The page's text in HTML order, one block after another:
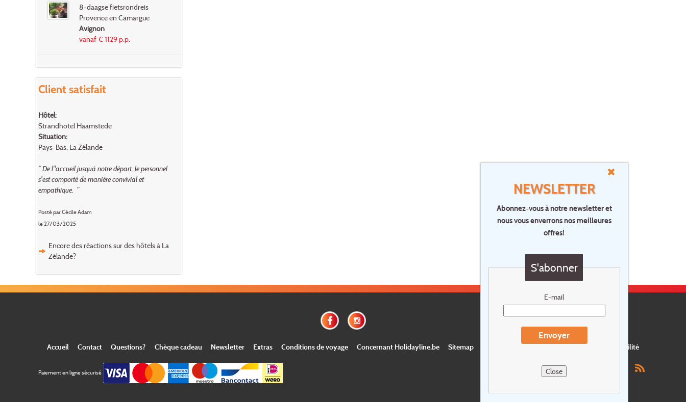
NEWSLETTER
Abonnez-vous à notre newsletter et
nous vous enverrons nos meilleures
offres!
S'abonner
E-mail
Envoyer
Close
8-daagse fietsrondreis
Provence en Camargue
Avignon
vanaf € 1129 p.p.
Client satisfait
Hôtel:
Strandhotel Haamstede
Situation:
Pays-Bas, La Zélande
“ De l"accueil jusquà notre départ, le personnel
s'est comporté de manière convivial et
empathique. ”
Posté par Cécile Adam
le 27/03/2025
Encore des réactions sur des hôtels à La
Zélande?
Accueil Contact Questions? Chèque cadeau Newsletter Extras Conditions de voyage Concernant Holidayline.be Sitemap Postes vacants privacy Assurance Durabilité
Paiement en ligne sécurisé